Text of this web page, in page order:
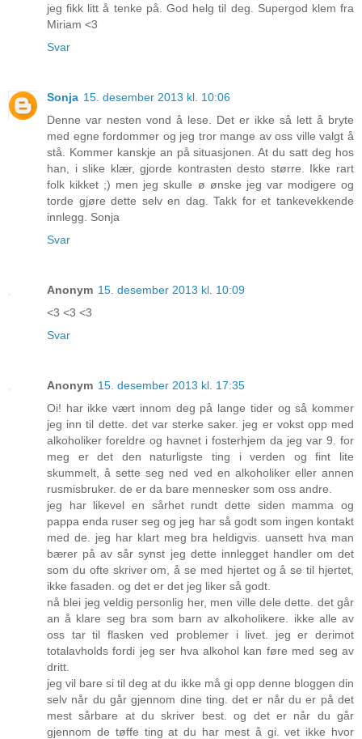
jeg fikk litt å tenke på. God helg til deg. Supergod klem fra
Miriam <3
Svar
Sonja 15. desember 2013 kl. 10:06
Denne var nesten vond å lese. Det er ikke så lett å bryte
med egne fordommer og jeg tror mange av oss ville valgt å
stå. Kommer kanskje an på situasjonen. At du satt deg hos
han, i slike klær, gjorde kontrasten desto større. Ikke rart
folk kikket ;) men jeg skulle ø ønske jeg var modigere og
torde gjøre dette selv en dag. Takk for et tankevekkende
innlegg. Sonja
Svar
Anonym 15. desember 2013 kl. 10:09
<3 <3 <3
Svar
Anonym 15. desember 2013 kl. 17:35
Oi! har ikke vært innom deg på lange tider og så kommer
jeg inn til dette. det var sterke saker. jeg er vokst opp med
alkoholiker foreldre og havnet i fosterhjem da jeg var 9. for
meg er det den naturligste ting i verden og fint lite
skummelt, å sette seg ned ved en alkoholiker eller annen
rusmisbruker. de er da bare mennesker som oss andre.
jeg har likevel en sårhet rundt dette siden mamma og
pappa enda ruser seg og jeg har så godt som ingen kontakt
med de. jeg har klart meg bra heldigvis. uansett hva man
bærer på av sår synst jeg dette innlegget handler om det
som du ofte skriver om, å se med hjertet og å se til hjertet,
ikke fasaden. og det er det jeg liker så godt.
nå blei jeg veldig personlig her, men ville dele dette. det går
an å klare seg bra som barn av alkoholikere. ikke alle av
oss tar til flasken ved problemer i livet. jeg er derimot
totalavholds fordi jeg ser hva alkohol kan føre med seg av
dritt.
jeg vil bare si til deg at du ikke må gi opp denne bloggen din
selv når du går gjennom dine ting. det er når du er på det
mest sårbare at du skriver best. og det er når du går
gjennom de tøffe ting at du har mest å gi. vet ikke hvor